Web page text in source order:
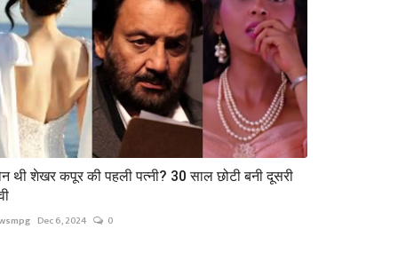
थी शेखर कपूर की पहली पत्नी? 30 साल छोटी बनी दूसरी
Dec 6, 2024 0